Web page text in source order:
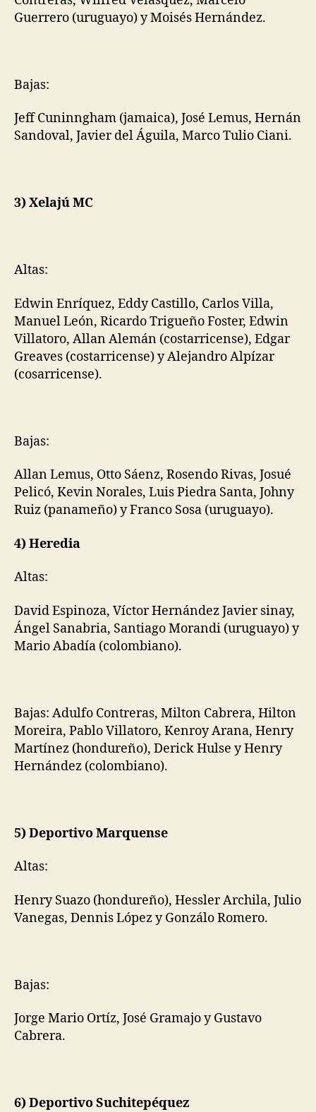
Guerrero (uruguayo) y Moisés Hernández.
Bajas:
Jeff Cuninngham (jamaica), José Lemus, Hernán
Sandoval, Javier del Águila, Marco Tulio Ciani.
3) Xelajú MC
Altas:
Edwin Enríquez, Eddy Castillo, Carlos Villa,
Manuel León, Ricardo Trigueño Foster, Edwin
Villatoro, Allan Alemán (costarricense), Edgar
Greaves (costarricense) y Alejandro Alpízar
(cosarricense).
Bajas:
Allan Lemus, Otto Sáenz, Rosendo Rivas, Josué
Pelicó, Kevin Norales, Luis Piedra Santa, Johny
Ruiz (panameño) y Franco Sosa (uruguayo).
4) Heredia
Altas:
David Espinoza, Víctor Hernández Javier sinay,
Ángel Sanabria, Santiago Morandi (uruguayo) y
Mario Abadía (colombiano).
Bajas: Adulfo Contreras, Milton Cabrera, Hilton
Moreira, Pablo Villatoro, Kenroy Arana, Henry
Martínez (hondureño), Derick Hulse y Henry
Hernández (colombiano).
5) Deportivo Marquense
Altas:
Henry Suazo (hondureño), Hessler Archila, Julio
Vanegas, Dennis López y Gonzálo Romero.
Bajas:
Jorge Mario Ortíz, José Gramajo y Gustavo
Cabrera.
6) Deportivo Suchitepéquez